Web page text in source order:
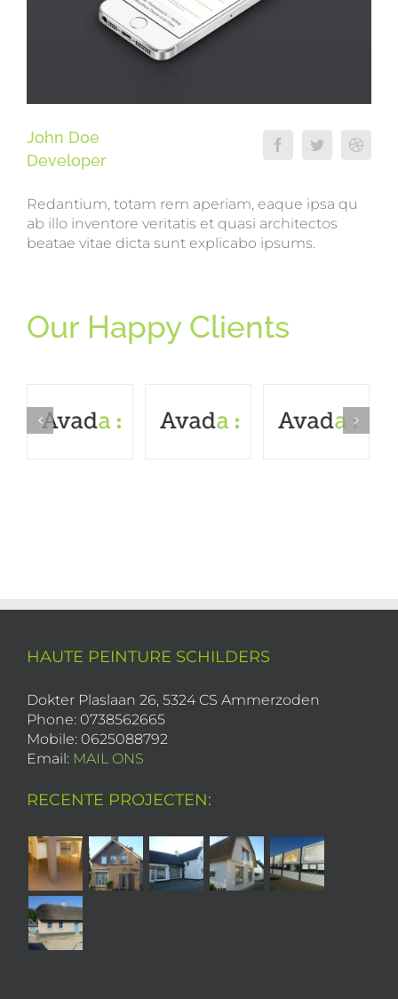
John Doe
Developer
Redantium, totam rem aperiam, eaque ipsa qu
ab illo inventore veritatis et quasi architectos
beatae vitae dicta sunt explicabo ipsums.
Our Happy Clients
HAUTE PEINTURE SCHILDERS
Dokter Plaslaan 26, 5324 CS Ammerzoden
Phone: 0738562665
Mobile: 0625088792
Email: MAIL ONS
RECENTE PROJECTEN: